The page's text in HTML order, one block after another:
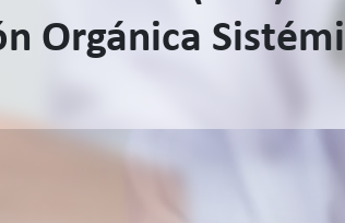
Orgánica